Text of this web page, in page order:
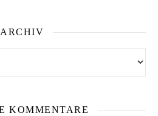
ARCHIV
KOMMENTARE